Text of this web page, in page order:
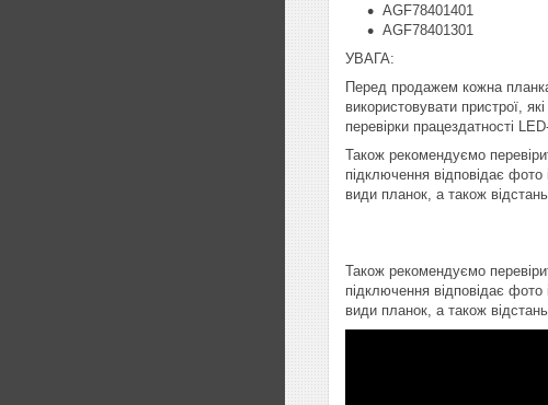
AGF78401401
AGF78401301
УВАГА:
Перед продажем кожна
використовувати пристрої,
перевірки працездатності LED-
Також рекомендуємо
підключення відповідає
види планок, а також
Також рекомендуємо
підключення відповідає
види планок, а також